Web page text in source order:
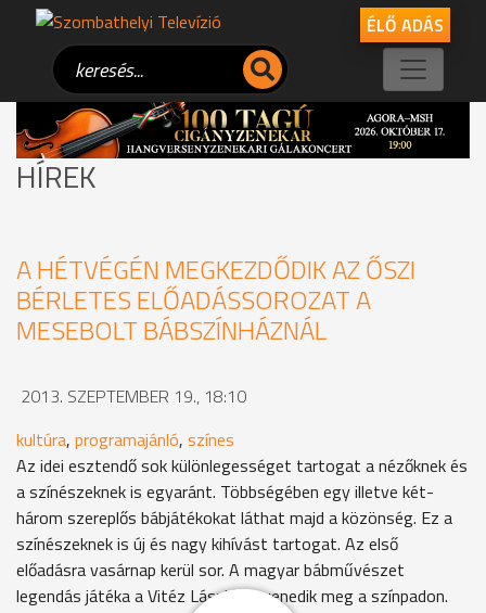
ÉLŐ ADÁS
HÍREK
A HÉTVÉGÉN MEGKEZDŐDIK AZ ŐSZI
BÉRLETES ELŐADÁSSOROZAT A
MESEBOLT BÁBSZÍNHÁZNÁL
2013. SZEPTEMBER 19., 18:10
kultúra, programajánló, színes
Az idei esztendő sok különlegességet tartogat a nézőknek és
a színészeknek is egyaránt. Többségében egy illetve két-
három szereplős bábjátékokat láthat majd a közönség. Ez a
színészeknek is új és nagy kihívást tartogat. Az első
előadásra vasárnap kerül sor. A magyar bábművészet
legendás játéka a Vitéz László elevenedik meg a színpadon.